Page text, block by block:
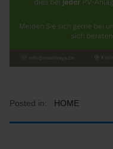
Posted in: HOME